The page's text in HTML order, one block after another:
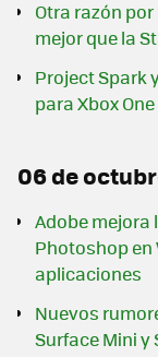
Otra razón por
mejor que la
Project Spark
para Xbox
06 de
Adobe
Photoshop en
aplicaciones
Nuevos
Surface Mini y